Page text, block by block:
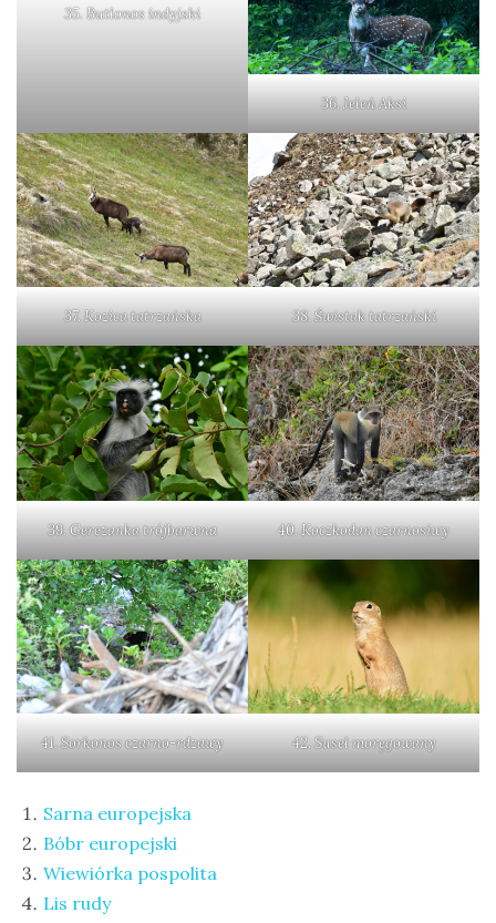
35. Butlonos indyjski
36. Jeleń Aksi
37. Kozica tatrzańska 38. Świstak tatrzański
39. Gerezanka trójbarwna 40. Koczkodan czarnosiwy
41. Sorkonos czarno-rdzawy 42. Suseł moręgowany
Sarna europejska
Bóbr europejski
Wiewiórka pospolita
Lis rudy